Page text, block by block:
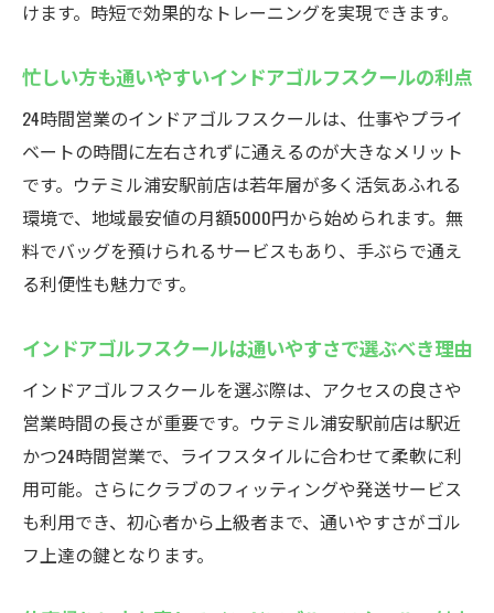
けます。時短で効果的なトレーニングを実現できます。
忙しい方も通いやすいインドアゴルフスクールの利点
24時間営業のインドアゴルフスクールは、仕事やプライ
ベートの時間に左右されずに通えるのが大きなメリット
です。ウテミル浦安駅前店は若年層が多く活気あふれる
環境で、地域最安値の月額5000円から始められます。無
料でバッグを預けられるサービスもあり、手ぶらで通え
る利便性も魅力です。
インドアゴルフスクールは通いやすさで選ぶべき理由
インドアゴルフスクールを選ぶ際は、アクセスの良さや
営業時間の長さが重要です。ウテミル浦安駅前店は駅近
かつ24時間営業で、ライフスタイルに合わせて柔軟に利
用可能。さらにクラブのフィッティングや発送サービス
も利用でき、初心者から上級者まで、通いやすさがゴル
フ上達の鍵となります。